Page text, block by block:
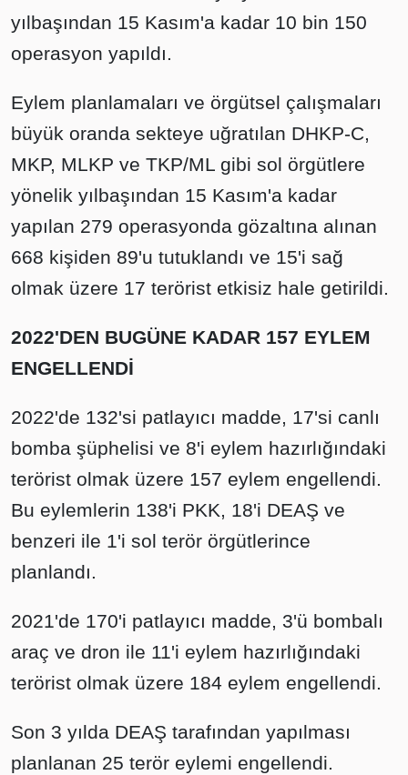
yılbaşından 15 Kasım'a kadar 10 bin 150
operasyon yapıldı.
Eylem planlamaları ve örgütsel çalışmaları
büyük oranda sekteye uğratılan DHKP-C,
MKP, MLKP ve TKP/ML gibi sol örgütlere
yönelik yılbaşından 15 Kasım'a kadar
yapılan 279 operasyonda gözaltına alınan
668 kişiden 89'u tutuklandı ve 15'i sağ
olmak üzere 17 terörist etkisiz hale getirildi.
2022'DEN BUGÜNE KADAR 157 EYLEM
ENGELLENDİ
2022'de 132'si patlayıcı madde, 17'si canlı
bomba şüphelisi ve 8'i eylem hazırlığındaki
terörist olmak üzere 157 eylem engellendi.
Bu eylemlerin 138'i PKK, 18'i DEAŞ ve
benzeri ile 1'i sol terör örgütlerince
planlandı.
2021'de 170'i patlayıcı madde, 3'ü bombalı
araç ve dron ile 11'i eylem hazırlığındaki
terörist olmak üzere 184 eylem engellendi.
Son 3 yılda DEAŞ tarafından yapılması
planlanan 25 terör eylemi engellendi.